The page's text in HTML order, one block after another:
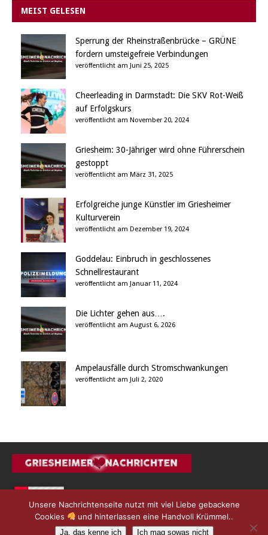
MEIST GELESEN
Sperrung der Rheinstraßenbrücke – GRÜNE
fordern umsteigefreie Verbindungen
veröffentlicht am Juni 25, 2025
Cheerleading in Darmstadt: Die SKV Rot-Weiß
auf Erfolgskurs
veröffentlicht am November 20, 2024
Griesheim: 30-Jähriger wird ohne Führerschein
gestoppt
veröffentlicht am März 31, 2025
Erfolgreiche junge Künstler im Griesheimer
Kulturverein
veröffentlicht am Dezember 19, 2024
Goddelau: Einbruch in geschlossenes
Schnellrestaurant
veröffentlicht am Januar 11, 2024
Die Lichter gehen aus….
veröffentlicht am August 6, 2026
Ampelausfälle durch Stromschwankungen
veröffentlicht am Juli 2, 2020
Unsere Nachrichtenseite nutzt mit viel Liebe gebackene
Cookies
und hinterlassen eine Handvoll Krümmel..
Ja, das kenne ich Ich mag sowas nicht